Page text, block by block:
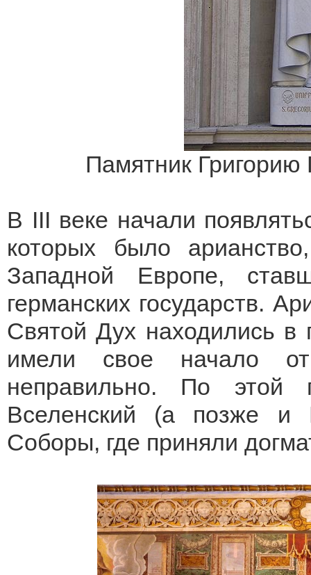
Памятник
В III веке начали
которых было
Западной Европе,
германских государств.
Святой Дух находились в
имели свое начало
неправильно. По этой
Вселенский (а позже и
Соборы, где приняли